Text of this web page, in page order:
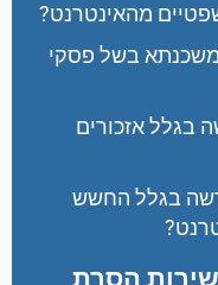
מהאינטרנט?
בשל פסקי
בגלל אזכורים
בגלל החשש
הסרת